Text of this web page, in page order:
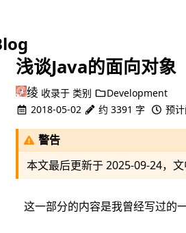
浅谈Java的面向对象
绫 收录于 类别
Development
2018-05-02
约 3391 字 预
警告
本文最后更新于2025-09-24，
这一部分的内容是我曾经写过的